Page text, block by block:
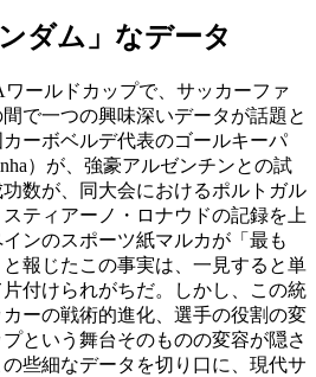
ダム」なデータ
ワールドカップで、サッカーファ
で一つの興味深いデータが話題と
ーボベルデ代表のゴールキーパ
）が、強豪アルゼンチンとの試
数が、同大会におけるポルトガル
ティアーノ・ロナウドの記録を上
ンのスポーツ紙マルカが「最も
と報じたこの事実は、一見すると単
付けられがちだ。しかし、この統
ーの戦術的進化、選手の役割の変
という舞台そのものの変容が隠さ
些細なデータを切り口に、現代サ